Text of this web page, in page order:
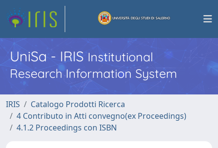
UniSa - IRISInstitutional
Research Information System
IRIS
Catalogo Prodotti Ricerca
4 Contributo in Atti convegno(ex Proceedings)
4.1.2 Proceedings con ISBN